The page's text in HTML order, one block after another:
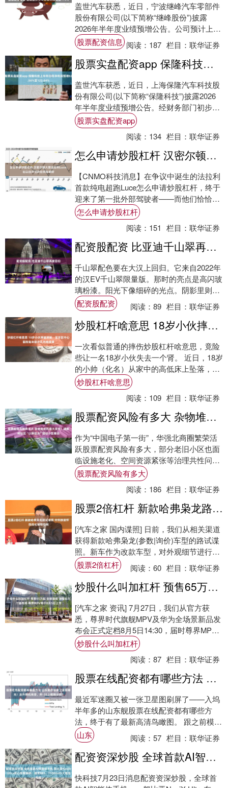
盖世汽车获悉，近日，宁波继峰汽车零部件
股份有限公司(以下简称“继峰股份”)披露
2026年半年度业绩预增公告。公司预计上半
年实现归属于母公司所有者的净利润3.32....
股票配资信息 阅读： 187 栏目：联华证券
股票实盘配资app 保隆科技上半年归母净利润预增82.56%至122.64%
盖世汽车获悉，近日，上海保隆汽车科技股
份有限公司(以下简称“保隆科技”)披露2026
年半年度业绩预增公告。经财务部门初步测
算，保隆科技预计报告期内实现归属于母
公....
股票实盘配资app
阅读： 134 栏目：联华证券
怎么申请炒股杠杆 汉密尔顿大赞法拉利Luce：比以往开过的任何车都好
【CNMO科技消息】在争议中诞生的法拉利
首款纯电超跑Luce怎么申请炒股杠杆，终于
迎来了第一批外部驾驶者——而他们恰恰是
F1赛场上与跃马并肩作战的两位王牌车
手。....
怎么申请炒股杠杆
阅读： 151 栏目：联华证券
配资股配资 比亚迪千山翠再度回归
千山翠配色要在大汉上回归。它来自2022年
的汉EV千山翠限量版。那时的亮点是高闪玻
璃粉漆。阳光下像细碎的光点。阴影里则沉
稳如墨配资股配资。还有一整套专属配置。
....
配资股配资 阅读：89 栏目：联华证券
炒股杠杆啥意思 18岁小伙摔破肾脏，宝安区中心医院毫米级开孔为他保肾
一次看似普通的摔伤炒股杠杆啥意思，竟险
些让一名18岁小伙失去一个肾。 近日，18岁
的小帅（化名）从家中的高低床上坠落，右
侧腰腹持续疼痛。起初，他和家人以为只是
普....
炒股杠杆啥意思
阅读： 109 栏目：联华证券
股票配资风险有多大 杂物堆放死角大变样！通新岭社区“以换促治”撬动小区善治
作为“中国电子第一街”，华强北商圈繁荣活
跃股票配资风险有多大，部分老旧小区也面
临设施老化、空间资源紧张等治理共性问
题。 今年以来，依托福田区“五微三化”部
署，通....
股票配资风险有多大
阅读： 186 栏目：联华证券
股票2倍杠杆 新款哈弗枭龙路试谍照 内饰换装怀挡优化储物空间
[汽车之家 国内谍照] 日前，我们从相关渠道
获得新款哈弗枭龙(参数|询价)车型的路试谍
照。新车作为改款车型，对外观细节进行优
化，内饰布局迎来较大改动，储物实用性....
股票2倍杠杆 阅读：60 栏目：联华证券
炒股什么叫加杠杆 预售65万起 全新旗舰 增程动力/7座布局 尊界MPV将于8月5日上市
[汽车之家 资讯] 7月27日，我们从官方获
悉，尊界时代旗舰MPV及华为全场景新品发
布会正式定档8月5日14:30，届时尊界MPV
将正式上市。尊界V680(参数....
炒股什么叫加杠杆
阅读：87 栏目：联华证券
股票在线配资都有哪些方法 山东舰改造新卫星图曝光！后升降机有变，歼-35上舰倒计时？
最近军迷圈又被一张卫星图刷屏了——入坞
半年多的山东舰股票在线配资都有哪些方
法，终于有了最新高清鸟瞰图。 跟之前模糊
的卫星照不一样，这张图清晰度相当高，甲
板上的细....
山东 阅读：57 栏目：联华证券
配资资深炒股 全球首款AI智能体手机 努比亚NaviX Ultra核心规格揭晓：骁龙8E5、7100mAh大电池
快科技7月23日消息配资资深炒股，全球首